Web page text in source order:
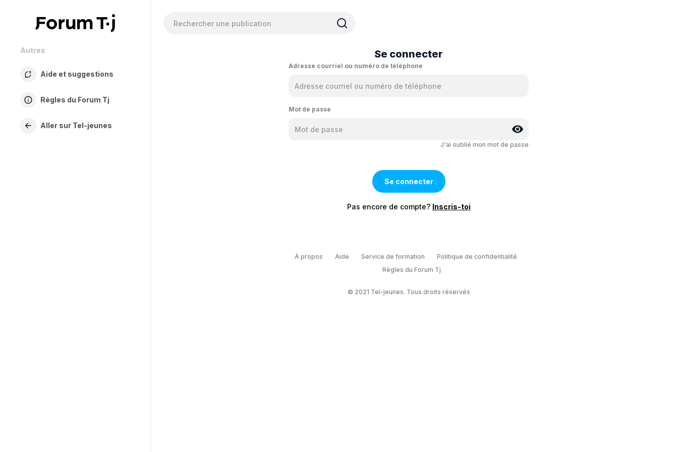
Autres
Aide et suggestions
Règles du Forum Tj
Aller sur Tel-jeunes
Se connecter
Adresse courriel ou numéro de téléphone
Mot de passe
J'ai oublié mon mot de passe
Pas encore de compte? Inscris-toi
À propos Aide Service de formation
Politique de confidentialité
Règles du Forum Tj
© 2021 Tel-jeunes. Tous droits réservés